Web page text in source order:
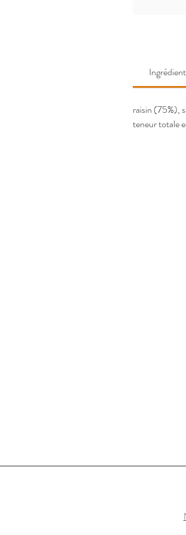
raisin (75%),
teneur totale